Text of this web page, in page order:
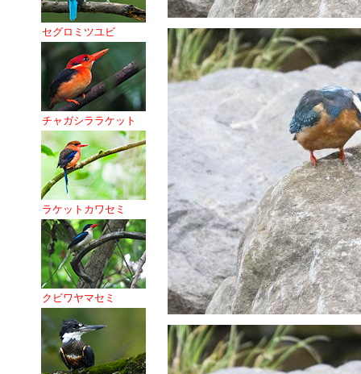
セグロミツユビ
チャガシララケット
ラケットカワセミ
クビワヤマセミ